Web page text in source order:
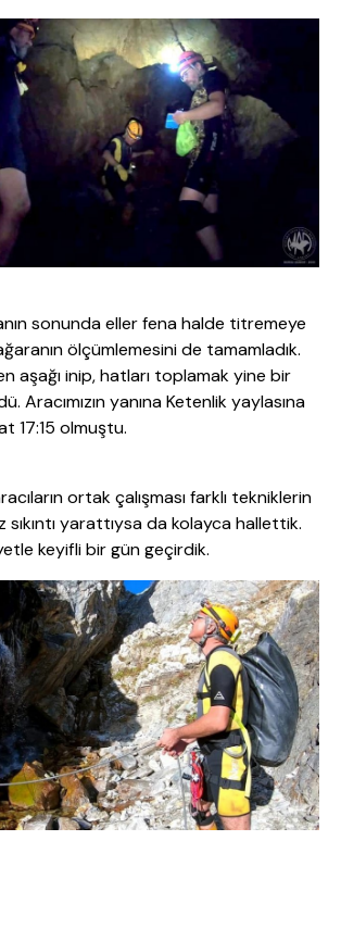
sonunda eller fena halde titremeye
ölçümlemesini de tamamladık.
aşağı inip, hatları toplamak yine bir
Aracımızın yanına Ketenlik yaylasına
17:15 olmuştu.
ortak çalışması farklı tekniklerin
sıkıntı yarattıysa da kolayca hallettik.
keyifli bir gün geçirdik.